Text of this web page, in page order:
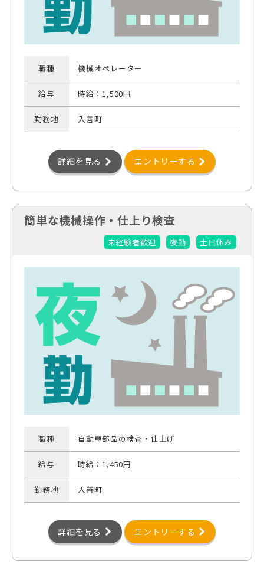
職種 機械オペレーター
給与 時給：1,500円
勤務地 入善町
詳細を見る エントリーする
簡単な機械操作・仕上り検査
未経験者歓迎 夜勤 土日休み
職種 自動車部品の検査・仕上げ
給与 時給：1,450円
勤務地 入善町
詳細を見る エントリーする